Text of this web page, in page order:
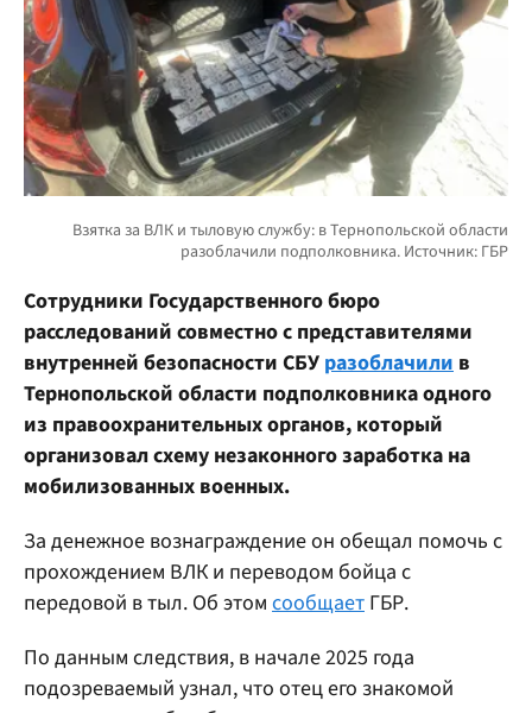
Сотрудники Государственного бюро
расследований совместно с представителями
внутренней безопасности СБУ разоблачили в
Тернопольской области подполковника одного
из правоохранительных органов, который
организовал схему незаконного заработка на
мобилизованных военных.
За денежное вознаграждение он обещал помочь с
прохождением ВЛК и переводом бойца с
передовой в тыл. Об этом сообщает ГБР.
По данным следствия, в начале 2025 года
подозреваемый узнал, что отец его знакомой